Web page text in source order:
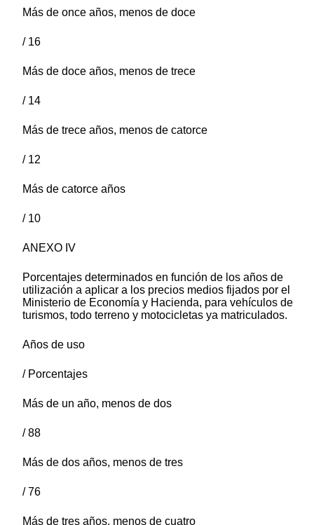
Más de once años, menos de doce
/ 16
Más de doce años, menos de trece
/ 14
Más de trece años, menos de catorce
/ 12
Más de catorce años
/ 10
ANEXO IV
Porcentajes determinados en función de los años de
utilización a aplicar a los precios medios fijados por el
Ministerio de Economía y Hacienda, para vehículos de
turismos, todo terreno y motocicletas ya matriculados.
Años de uso
/ Porcentajes
Más de un año, menos de dos
/ 88
Más de dos años, menos de tres
/ 76
Más de tres años, menos de cuatro